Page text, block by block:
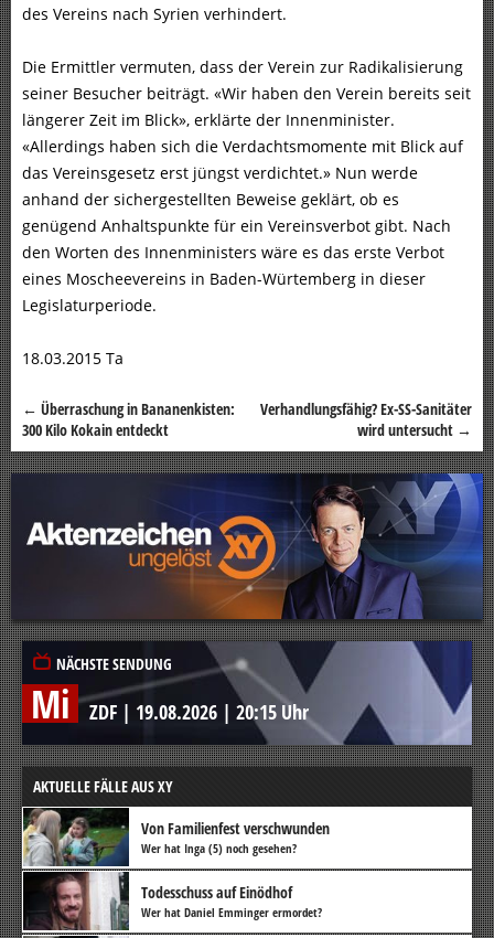
des Vereins nach Syrien verhindert.
Die Ermittler vermuten, dass der Verein zur Radikalisierung
seiner Besucher beiträgt. «Wir haben den Verein bereits seit
längerer Zeit im Blick», erklärte der Innenminister.
«Allerdings haben sich die Verdachtsmomente mit Blick auf
das Vereinsgesetz erst jüngst verdichtet.» Nun werde
anhand der sichergestellten Beweise geklärt, ob es
genügend Anhaltspunkte für ein Vereinsverbot gibt. Nach
den Worten des Innenministers wäre es das erste Verbot
eines Moscheevereins in Baden-Würtemberg in dieser
Legislaturperiode.
18.03.2015 Ta
Beitragsnavigation
← Überraschung in Bananenkisten:
300 Kilo Kokain entdeckt
Verhandlungsfähig? Ex-SS-Sanitäter
wird untersucht →
NÄCHSTE SENDUNG
Mi ZDF | 19.08.2026 | 20:15 Uhr
AKTUELLE FÄLLE AUS XY
Von Familienfest verschwunden
Wer hat Inga (5) noch gesehen?
Todesschuss auf Einödhof
Wer hat Daniel Emminger ermordet?